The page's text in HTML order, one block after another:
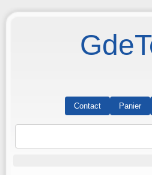
Contact Panier